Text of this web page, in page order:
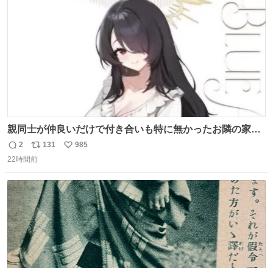
親同士が仲良いだけで付き合いも特に無かったお隣の家に
自分とこの親が外せない用事があるからと半ば強制的に預
けられて空き部屋が無いからたまに見かけるけどロクに会
る恐る部屋の扉を開けた先にこの光景が待ってた時の少年
の反応を答えよ
返
信
2
リ
ポ
ト
数
131
い
数
985
22時間前